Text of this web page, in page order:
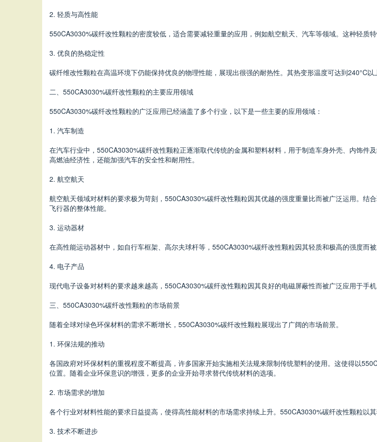
2. 轻质与高性能
550CA3030%碳纤改性颗粒的密度较低，适合需要减轻重量的应用，例如航空航天、汽车等领域。这种轻质
3. 优良的热稳定性
碳纤维改性颗粒在高温环境下仍能保持优良的物理性能，展现出很强的耐热性。其热变形温度可达到240°C以
二、550CA3030%碳纤改性颗粒的主要应用领域
550CA3030%碳纤改性颗粒的广泛应用已经涵盖了多个行业，以下是一些主要的应用领域：
1. 汽车制造
在汽车行业中，550CA3030%碳纤改性颗粒正逐渐取代传统的金属和塑料材料，用于制造车身外壳、内饰件
高燃油经济性，还能加强汽车的安全性和耐用性。
2. 航空航天
航空航天领域对材料的要求极为苛刻，550CA3030%碳纤改性颗粒因其优越的强度重量比而被广泛运用。结
飞行器的整体性能。
3. 运动器材
在高性能运动器材中，如自行车框架、高尔夫球杆等，550CA3030%碳纤改性颗粒因其轻质和极高的强度而
4. 电子产品
现代电子设备对材料的要求越来越高，550CA3030%碳纤改性颗粒因其良好的电磁屏蔽性而被广泛应用于手
三、550CA3030%碳纤改性颗粒的市场前景
随着全球对绿色环保材料的需求不断增长，550CA3030%碳纤改性颗粒展现出了广阔的市场前景。
1. 环保法规的推动
各国政府对环保材料的重视程度不断提高，许多国家开始实施相关法规来限制传统塑料的使用。这使得以
位置。随着企业环保意识的增强，更多的企业开始寻求替代传统材料的选项。
2. 市场需求的增加
各个行业对材料性能的要求日益提高，使得高性能材料的市场需求持续上升。550CA3030%碳纤改性颗粒以
3. 技术不断进步